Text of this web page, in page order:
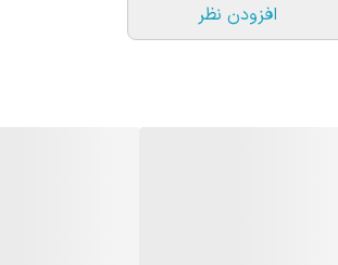
روغن آرگان به طلای مایع شهرت دارد! این روغن
افزودن نظر